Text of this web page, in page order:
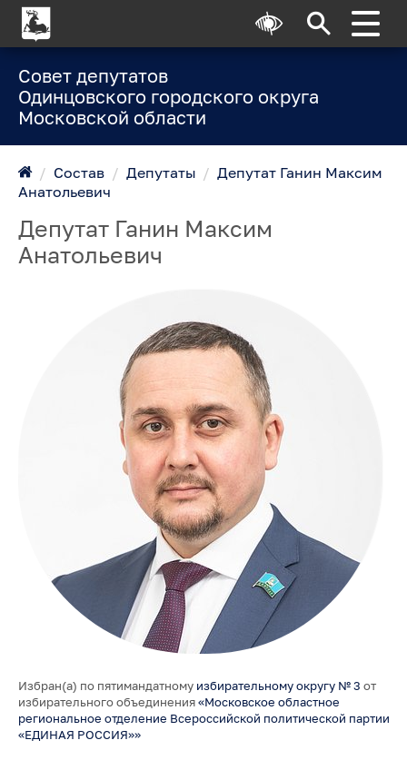
Совет депутатов
Одинцовского городского округа
Московской области
/ Состав / Депутаты /
Депутат Ганин Максим
Анатольевич
Депутат Ганин Максим
Анатольевич
Избран(а) по пятимандатному избирательному округу № 3 от
избирательного объединения«Московское областное
региональное отделение Всероссийской политической партии
«ЕДИНАЯ РОССИЯ»»